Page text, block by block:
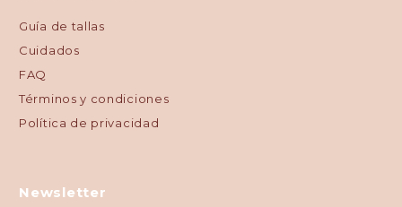
Guía de tallas
Cuidados
FAQ
Términos y condiciones
Política de privacidad
Newsletter